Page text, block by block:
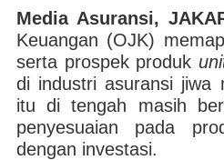
Media Asuransi,
Keuangan (OJK)
serta prospek produk
di industri asuransi jiwa
itu di tengah masih
penyesuaian pada
dengan investasi.